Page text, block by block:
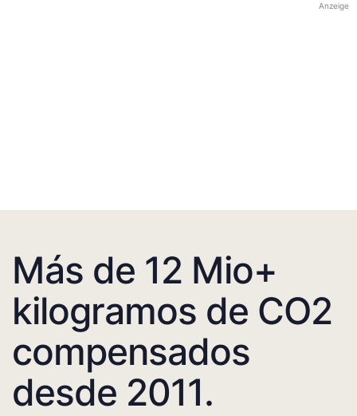
Anzeige
Más de 12 Mio+
kilogramos de CO2
compensados
desde 2011.